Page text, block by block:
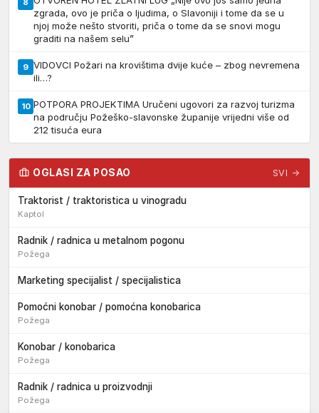
8
zgrada, ovo je priča o ljudima, o Slavoniji i tome da se u
njoj može nešto stvoriti, priča o tome da se snovi mogu
graditi na našem selu”
9 VIDOVCI Požari na krovištima dvije kuće – zbog nevremena
ili…?
10 POTPORA PROJEKTIMA Uručeni ugovori za razvoj turizma
na području Požeško-slavonske županije vrijedni više od
212 tisuća eura
OGLASI ZA POSAO SVI →
Traktorist / traktoristica u vinogradu
Kaptol
Radnik / radnica u metalnom pogonu
Požega
Marketing specijalist / specijalistica
Pomoćni konobar / pomoćna konobarica
Požega
Konobar / konobarica
Požega
Radnik / radnica u proizvodnji
Požega